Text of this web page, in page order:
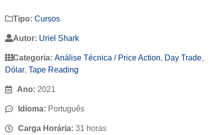
Tipo: Cursos
Autor: Uriel Shark
Categoria: Análise Técnica / Price Action, Day Trade,
Dólar, Tape Reading
Ano: 2021
Idioma: Português
Carga Horária: 31 horas